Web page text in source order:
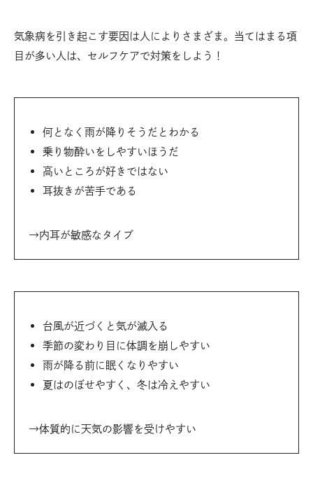
気象病を引き起こす要因は人によりさまざま。当てはまる項
目が多い人は、セルフケアで対策をしよう！
何となく雨が降りそうだとわかる
乗り物酔いをしやすいほうだ
高いところが好きではない
耳抜きが苦手である
→内耳が敏感なタイプ
台風が近づくと気が滅入る
季節の変わり目に体調を崩しやすい
雨が降る前に眠くなりやすい
夏はのぼせやすく、冬は冷えやすい
→体質的に天気の影響を受けやすい